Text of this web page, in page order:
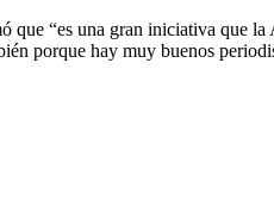
que “es una gran iniciativa que
porque hay muy buenos